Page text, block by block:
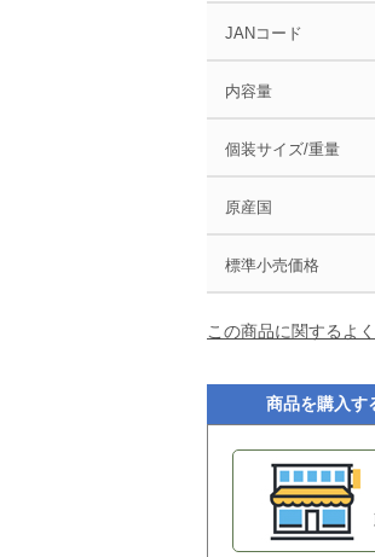
JANコード
内容量
個装サイズ/重量
原産国
標準小売価格
この商品に関するよ
商品を購入す